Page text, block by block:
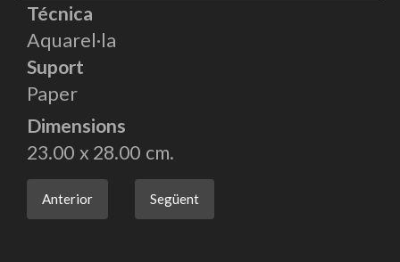
Técnica
Aquarel·la
Suport
Paper
Dimensions
23.00
28.00
Anterior Següent